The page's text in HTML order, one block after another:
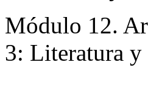
Módulo 12.
3: Literatura y